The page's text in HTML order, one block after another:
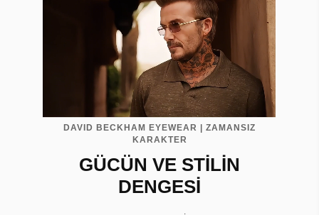
DAVID BECKHAM EYEWEAR | ZAMANSIZ
KARAKTER
GÜCÜN VE STİLİN
DENGESİ